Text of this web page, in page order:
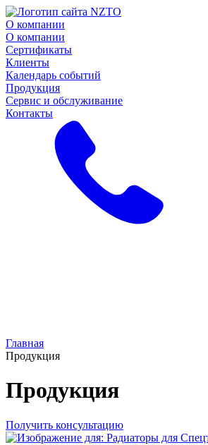
О компании
О компании
Сертификаты
Клиенты
Календарь событий
Продукция
Сервис и обслуживание
Контакты
Главная
Продукция
Продукция
Получить консультацию